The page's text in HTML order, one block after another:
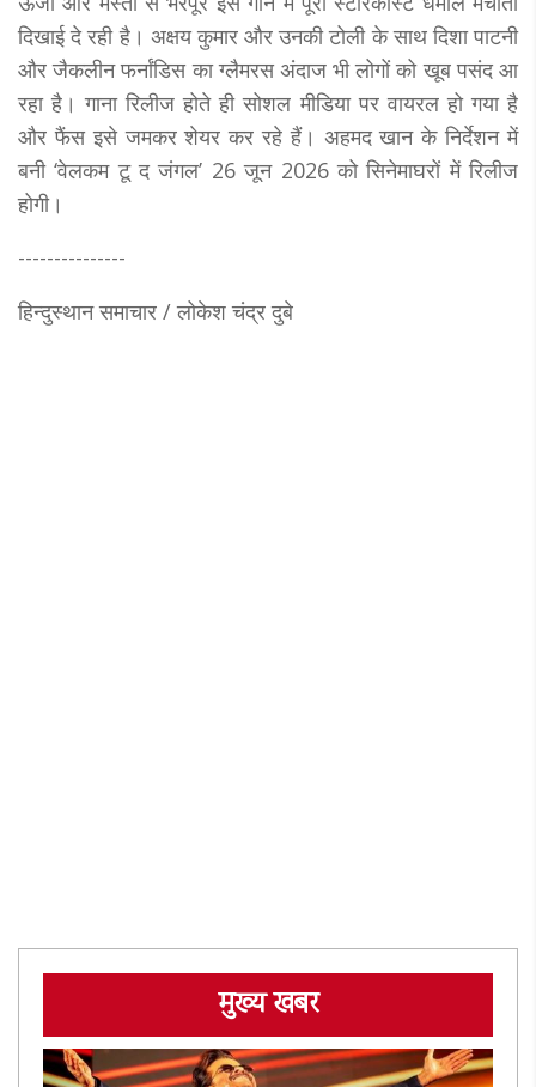
दिखाई दे रही है। अक्षय कुमार और उनकी टोली के साथ दिशा पाटनी
और जैकलीन फर्नांडिस का ग्लैमरस अंदाज भी लोगों को खूब पसंद आ
रहा है। गाना रिलीज होते ही सोशल मीडिया पर वायरल हो गया है
और फैंस इसे जमकर शेयर कर रहे हैं। अहमद खान के निर्देशन में
बनी ‘वेलकम टू द जंगल’ 26 जून 2026 को सिनेमाघरों में रिलीज
होगी।
---------------
हिन्दुस्थान समाचार / लोकेश चंद्र दुबे
मुख्य खबर